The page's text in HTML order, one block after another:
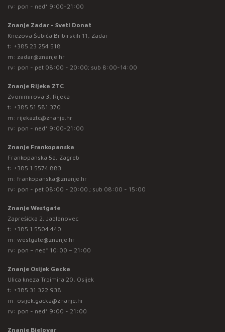
rv: pon - ned* 9:00-21:00
Znanje Zadar - Sveti Donat
Knezova Šubića Bribirskih 11, Zadar
t: +385 23 254 518
m: zadar@znanje.hr
rv: pon - pet 08:00 - 20:00; sub 8:00-14:00
Znanje Rijeka ZTC
Zvonimirova 3, Rijeka
t: +385 51 581 370
m: rijekaztc@znanje.hr
rv: pon - ned* 9:00-21:00
Znanje Frankopanska
Frankopanska 5a, Zagreb
t: +385 1 5574 883
m: frankopanska@znanje.hr
rv: pon - pet 08:00 - 20:00 ; sub 08:00 - 15:00
Znanje Westgate
Zaprešićka 2, Jablanovec
t: +385 1 5504 440
m: westgate@znanje.hr
rv: pon – ned* 10:00 – 21:00
Znanje Osijek Gacka
Ulica kneza Trpimira 20, Osijek
t: +385 31 322 938
m: osijek.gacka@znanje.hr
rv: pon - ned* 9:00 - 21:00
Znanje Bjelovar